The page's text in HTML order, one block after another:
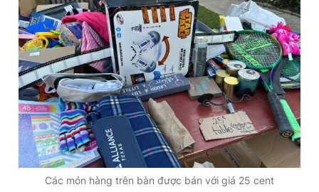
Các món hàng trên bàn được bán với giá 25 cent